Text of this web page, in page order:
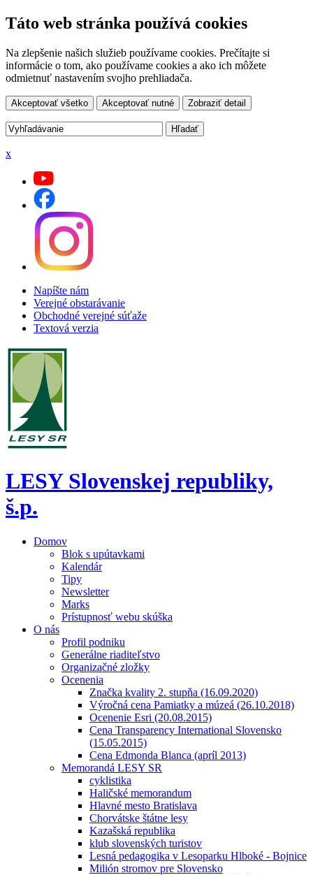
Táto web stránka používá cookies
Na zlepšenie našich služieb používame cookies. Prečítajte si
informácie o tom, ako používame cookies a ako ich môžete
odmietnuť nastavením svojho prehliadača.
Akceptovať všetko Akceptovať nutné Zobraziť detail
x
Napíšte nám
Verejné obstarávanie
Obchodné verejné súťaže
Textová verzia
LESY Slovenskej republiky,
š.p.
Domov
Blok s upútavkami
Kalendár
Tipy
Newsletter
Marks
Prístupnosť webu skúška
O nás
Profil podniku
Generálne riaditeľstvo
Organizačné zložky
Ocenenia
Značka kvality 2. stupňa (16.09.2020)
Výročná cena Pamiatky a múzeá (26.10.2018)
Ocenenie Esri (20.08.2015)
Cena Transparency International Slovensko
(15.05.2015)
Cena Edmonda Blanca (apríl 2013)
Memorandá LESY SR
cyklistika
Haličské memorandum
Hlavné mesto Bratislava
Chorvátske štátne lesy
Kazašská republika
klub slovenských turistov
Lesná pedagogika v Lesoparku Hlboké - Bojnice
Milión stromov pre Slovensko